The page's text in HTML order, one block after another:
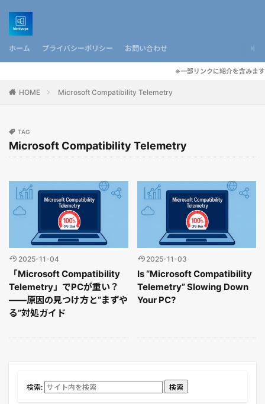
ホーム プライバシーポリシー お問い合わせ
※一部リンクに紹介を含みます
HOME Microsoft Compatibility Telemetry
TAG
Microsoft Compatibility Telemetry
2025-11-04
「Microsoft Compatibility
Telemetry」でPCが重い？
——原因の見つけ方と“まずや
る”対処ガイド
2025-11-03
Is “Microsoft Compatibility
Telemetry” Slowing Down
Your PC?
検索: 検索